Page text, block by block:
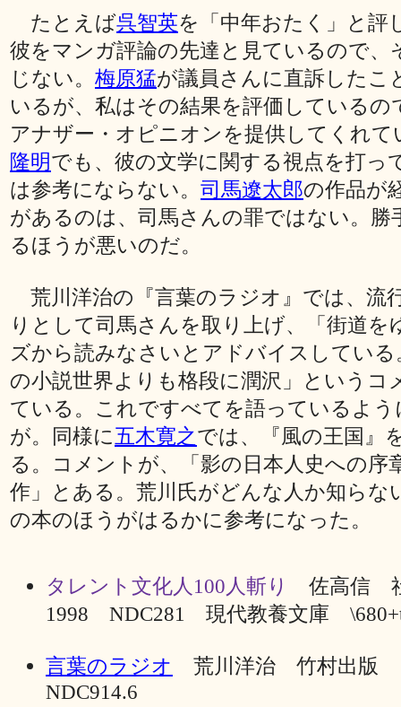
たとえば呉智英を「中年おたく」と評
彼をマンガ評論の先達と見ているので、
じない。 梅原猛が議員さんに直訴したこ
いるが、私はその結果を評価しているの
アナザー・オピニオンを提供してくれて
隆明でも、彼の文学に関する視点を打っ
は参考にならない。 司馬遼太郎の作品が
があるのは、司馬さんの罪ではない。勝
るほうが悪いのだ。
荒川洋治の『言葉のラジオ』では、流
りとして司馬さんを取り上げ、「街道を
ズから読みなさいとアドバイスしてい
の小説世界よりも格段に潤沢」というコ
ている。これですべてを語っているよ
が。同様に五木寛之では、『風の王国』
る。コメントが、「影の日本人史への序
作」とある。荒川氏がどんな人か知らな
の本のほうがはるかに参考になった。
タレント文化人100人斬り
佐高信
1998 NDC281 現代教養文庫
言葉のラジオ
荒川洋治 竹村出
NDC914.6